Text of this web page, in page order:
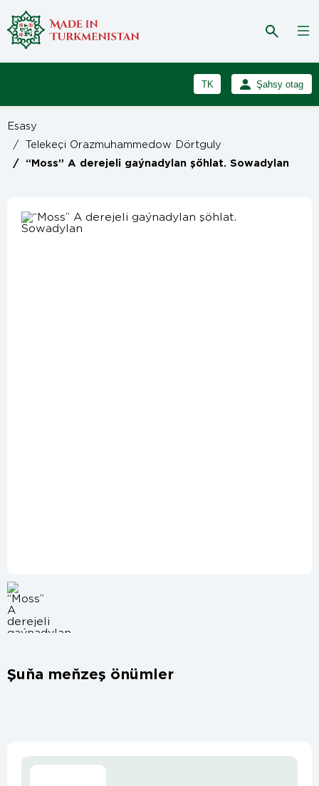
TK
RU
Şahsy otag
Esasy
/ Telekeçi Orazmuhammedow Dörtguly
/ “Moss” A derejeli gaýnadylan şöhlat. Sowadylan
Şuňa meňzeş önümler